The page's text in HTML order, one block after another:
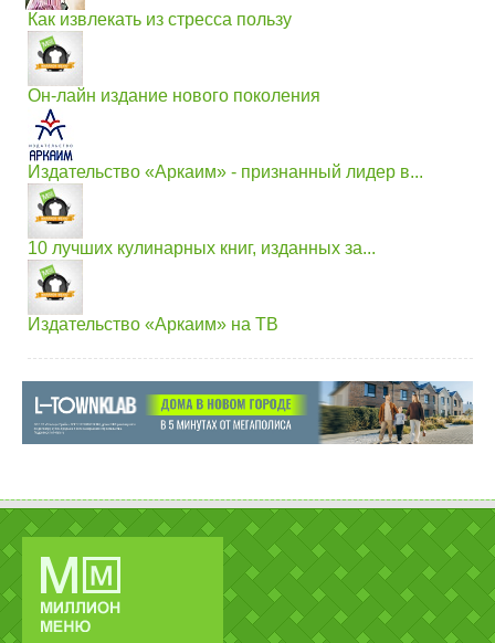
Как извлекать из стресса пользу
Он-лайн издание нового поколения
Издательство «Аркаим» - признанный лидер в...
10 лучших кулинарных книг, изданных за...
Издательство «Аркаим» на ТВ